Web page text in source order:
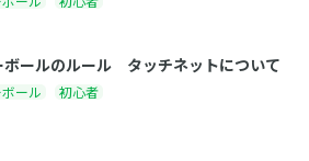
ボールのルール タッチネットについて
ール 初心者